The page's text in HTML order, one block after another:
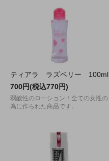
ティアラ ラズベリー 100ml
700円(税込770円)
弱酸性のローション！全ての女性の
為に作られた商品です。